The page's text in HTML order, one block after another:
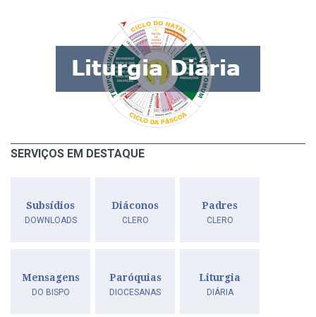
SERVIÇOS EM DESTAQUE
Subsídios
DOWNLOADS
Diáconos
CLERO
Padres
CLERO
Mensagens
DO BISPO
Paróquias
DIOCESANAS
Liturgia
DIÁRIA